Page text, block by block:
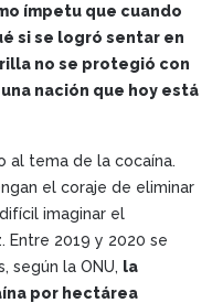
ímpetu que cuando
si se logró sentar en
no se protegió con
nación que hoy está
al tema de la cocaína.
el coraje de eliminar
imaginar el
2019 y 2020 se
según la ONU, la
por hectárea